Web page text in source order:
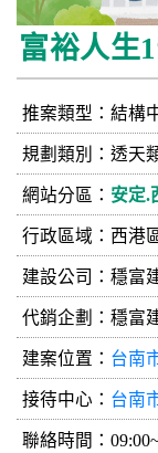
富裕人生
推案類型：結構
規劃類別：透天
網站分區： 安定.
行政區域：西港
建設公司： 穩富
代銷企劃：穩富
建案位置： 台南
接待中心： 台南
聯絡時間：